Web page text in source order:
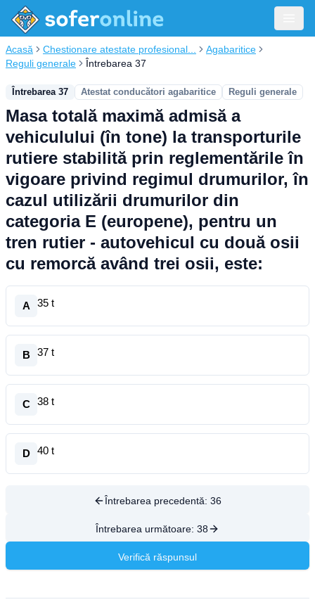
Acasă Chestionare atestate profesional...
Agabaritice
Reguli generale
Întrebarea 37
Întrebarea 37 Atestat conducători agabaritice Reguli generale
Masa totală maximă admisă a
vehiculului (în tone) la transporturile
rutiere stabilită prin reglementările în
vigoare privind regimul drumurilor, în
cazul utilizării drumurilor din
categoria E (europene), pentru un
tren rutier - autovehicul cu două osii
cu remorcă având trei osii, este:
A 35 t
B 37 t
C 38 t
D 40 t
Întrebarea precedentă: 36
Întrebarea următoare: 38
Verifică răspunsul